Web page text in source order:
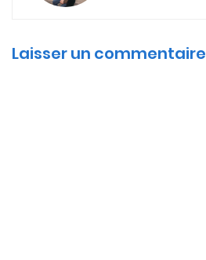
Laisser un commentaire